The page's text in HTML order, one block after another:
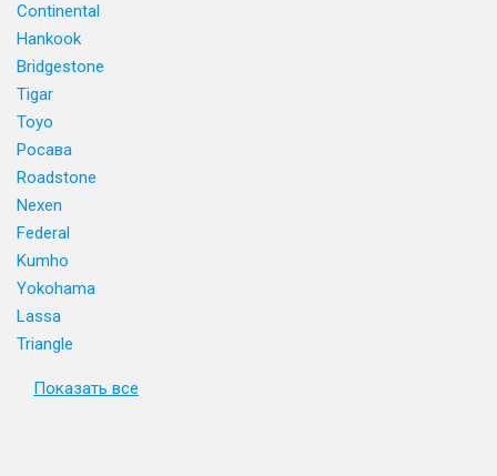
Continental
Hankook
Bridgestone
Tigar
Toyo
Росава
Roadstone
Nexen
Federal
Kumho
Yokohama
Lassa
Triangle
Показать все